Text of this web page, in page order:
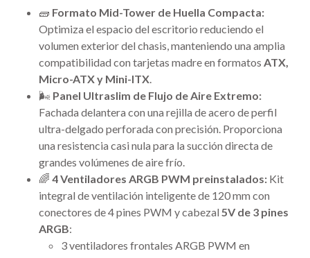
🧱 Formato Mid-Tower de Huella Compacta:
Optimiza el espacio del escritorio reduciendo el
volumen exterior del chasis, manteniendo una amplia
compatibilidad con tarjetas madre en formatos ATX,
Micro-ATX y Mini-ITX.
🌬️ Panel Ultraslim de Flujo de Aire Extremo:
Fachada delantera con una rejilla de acero de perfil
ultra-delgado perforada con precisión. Proporciona
una resistencia casi nula para la succión directa de
grandes volúmenes de aire frío.
🌈 4 Ventiladores ARGB PWM preinstalados: Kit
integral de ventilación inteligente de 120 mm con
conectores de 4 pines PWM y cabezal 5V de 3 pines
ARGB:
3 ventiladores frontales ARGB PWM en